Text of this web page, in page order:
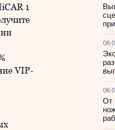
1
VIP-
От